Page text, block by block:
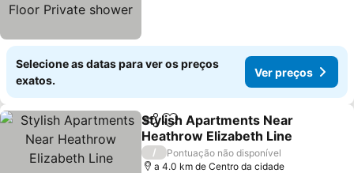
Selecione as datas para ver os preços
exatos.
Ver preços
PartilharAdicionar aos favoritos
Stylish Apartments Near
Heathrow Elizabeth Line
Ver preços
/
Pontuação não disponível
a 4.0 km de Centro da cidade